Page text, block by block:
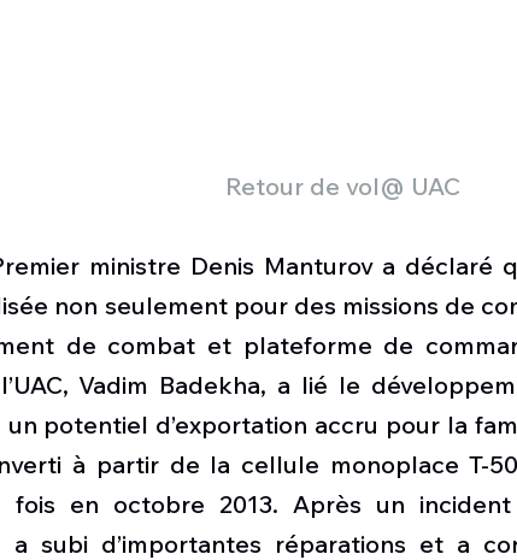
Retour de vol@ UAC
ministre Denis Manturov a déclaré
non seulement pour des missions de
de combat et plateforme de
Vadim Badekha, a lié le
un potentiel d’exportation accru pour la
à partir de la cellule monoplace T-
fois en octobre 2013. Après un incident
a subi d’importantes réparations et a